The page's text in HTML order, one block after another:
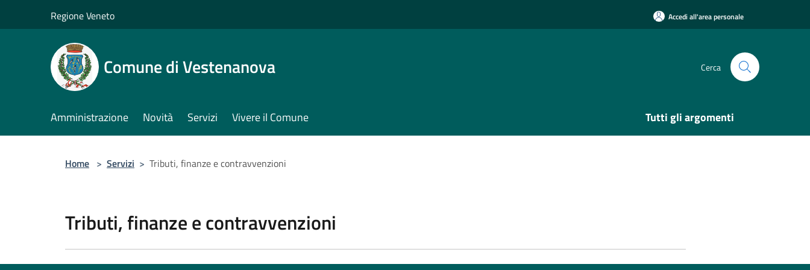
Regione Veneto Accedi all'area personale
Comune di Vestenanova Cerca
Amministrazione Novità Servizi Vivere il Comune Tutti gli argomenti
Home > Servizi > Tributi, finanze e contravvenzioni
Tributi, finanze e contravvenzioni